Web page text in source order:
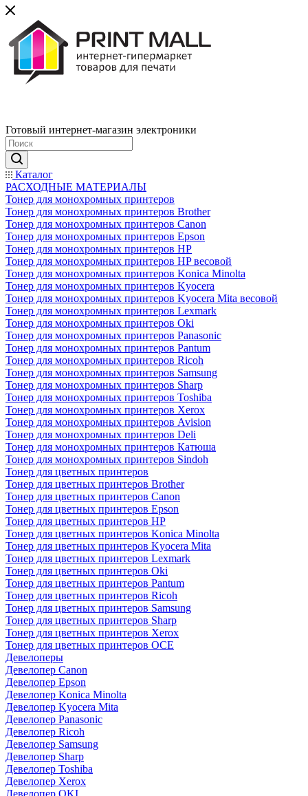
Готовый интернет-магазин электроники
Каталог
РАСХОДНЫЕ МАТЕРИАЛЫ
Тонер для монохромных принтеров
Тонер для монохромных принтеров Brother
Тонер для монохромных принтеров Canon
Тонер для монохромных принтеров Epson
Тонер для монохромных принтеров HP
Тонер для монохромных принтеров HP весовой
Тонер для монохромных принтеров Konica Minolta
Тонер для монохромных принтеров Kyocera
Тонер для монохромных принтеров Kyocera Mita весовой
Тонер для монохромных принтеров Lexmark
Тонер для монохромных принтеров Oki
Тонер для монохромных принтеров Panasonic
Тонер для монохромных принтеров Pantum
Тонер для монохромных принтеров Ricoh
Тонер для монохромных принтеров Samsung
Тонер для монохромных принтеров Sharp
Тонер для монохромных принтеров Toshiba
Тонер для монохромных принтеров Xerox
Тонер для монохромных принтеров Avision
Тонер для монохромных принтеров Deli
Тонер для монохромных принтеров Катюша
Тонер для монохромных принтеров Sindoh
Тонер для цветных принтеров
Тонер для цветных принтеров Brother
Тонер для цветных принтеров Canon
Тонер для цветных принтеров Epson
Тонер для цветных принтеров HP
Тонер для цветных принтеров Konica Minolta
Тонер для цветных принтеров Kyocera Mita
Тонер для цветных принтеров Lexmark
Тонер для цветных принтеров Oki
Тонер для цветных принтеров Pantum
Тонер для цветных принтеров Ricoh
Тонер для цветных принтеров Samsung
Тонер для цветных принтеров Sharp
Тонер для цветных принтеров Xerox
Тонер для цветных принтеров OCE
Девелоперы
Девелопер Canon
Девелопер Epson
Девелопер Konica Minolta
Девелопер Kyocera Mita
Девелопер Panasonic
Девелопер Ricoh
Девелопер Samsung
Девелопер Sharp
Девелопер Toshiba
Девелопер Xerox
Девелопер OKI